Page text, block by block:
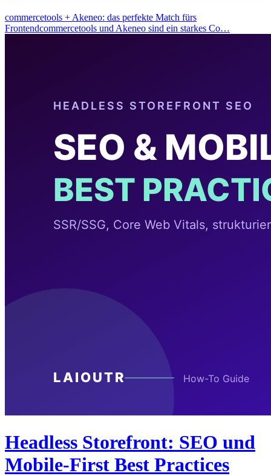
commercetools + Akeneo: das perfekte Match fürs
Frontendcommercetools und Akeneo sind ein starkes Co…
Headless Storefront: SEO und
Mobile-First Best Practices